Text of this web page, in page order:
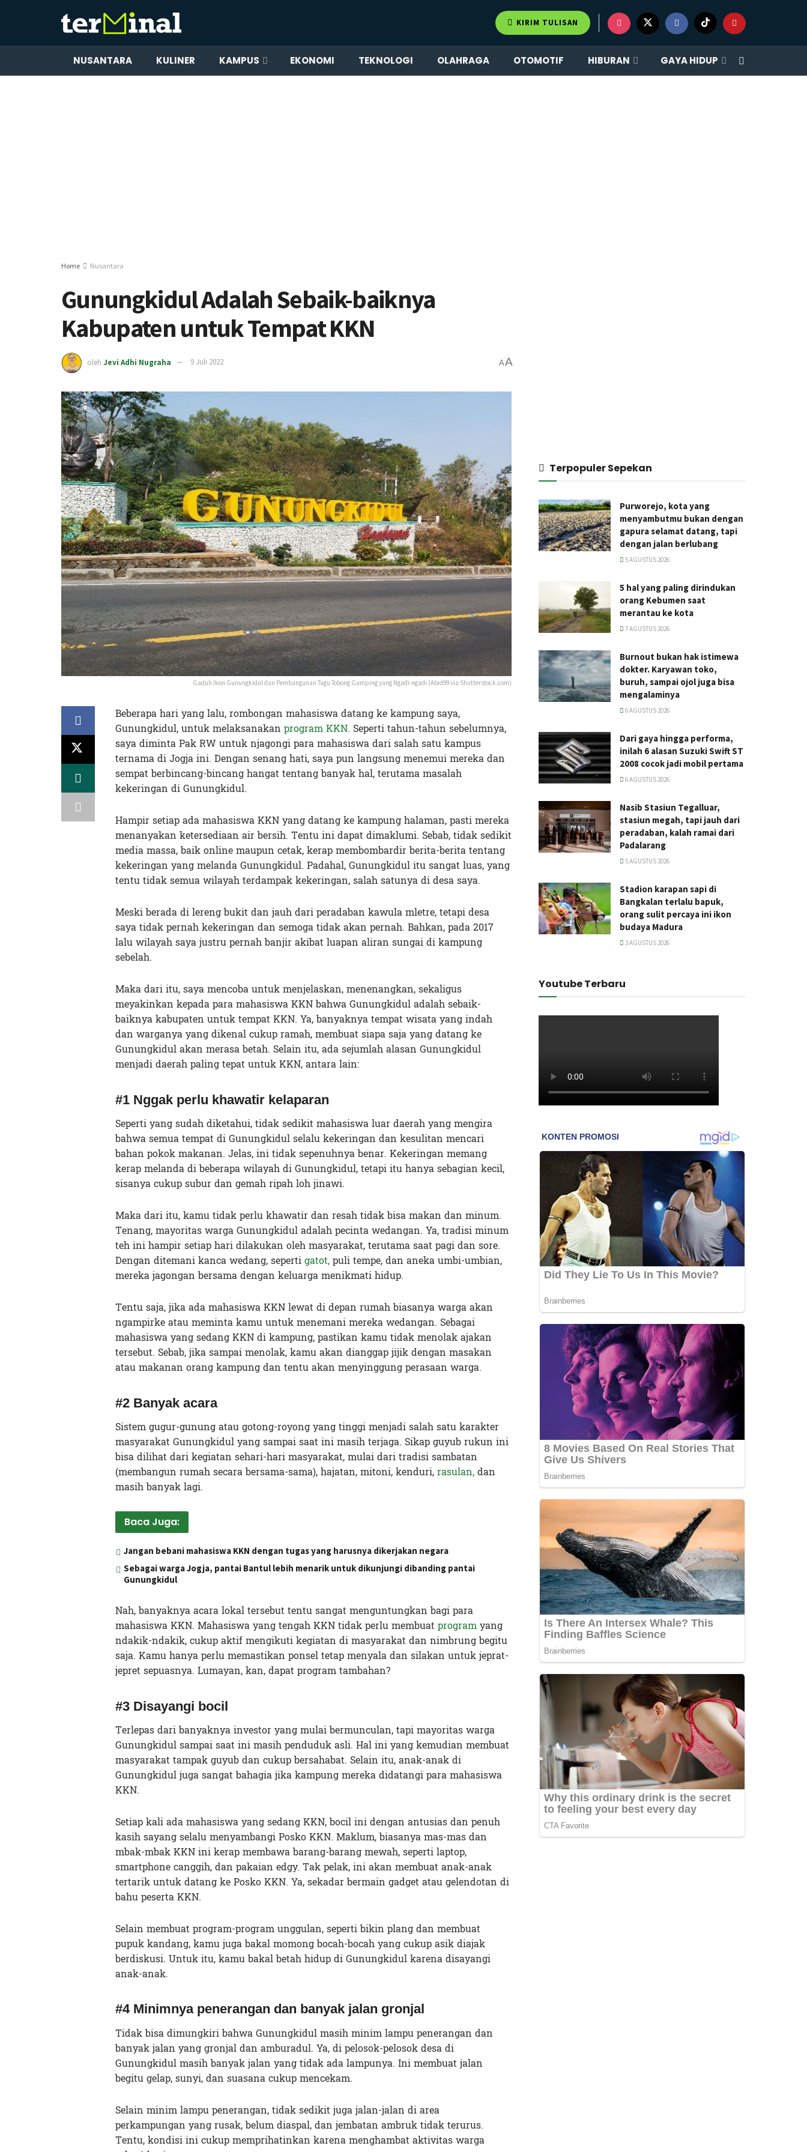
KIRIM TULISAN
NUSANTARA KULINER KAMPUS EKONOMI TEKNOLOGI OLAHRAGA OTOMOTIF HIBURAN GAYA HIDUP
Home Nusantara
Gunungkidul Adalah Sebaik-baiknya
Kabupaten untuk Tempat KKN
oleh Jevi Adhi Nugraha 9 Juli 2022 AA
Gaduh Ikon Gunungkidul dan Pembangunan Tugu Tobong Gamping yang Ngadi-ngadi (Abid99 via Shutterstock.com)
Beberapa hari yang lalu, rombongan mahasiswa datang ke kampung saya,
Gunungkidul, untuk melaksanakan program KKN. Seperti tahun-tahun sebelumnya,
saya diminta Pak RW untuk njagongi para mahasiswa dari salah satu kampus
ternama di Jogja ini. Dengan senang hati, saya pun langsung menemui mereka dan
sempat berbincang-bincang hangat tentang banyak hal, terutama masalah
kekeringan di Gunungkidul.
Hampir setiap ada mahasiswa KKN yang datang ke kampung halaman, pasti mereka
menanyakan ketersediaan air bersih. Tentu ini dapat dimaklumi. Sebab, tidak sedikit
media massa, baik online maupun cetak, kerap membombardir berita-berita tentang
kekeringan yang melanda Gunungkidul. Padahal, Gunungkidul itu sangat luas, yang
tentu tidak semua wilayah terdampak kekeringan, salah satunya di desa saya.
Meski berada di lereng bukit dan jauh dari peradaban kawula mletre, tetapi desa
saya tidak pernah kekeringan dan semoga tidak akan pernah. Bahkan, pada 2017
lalu wilayah saya justru pernah banjir akibat luapan aliran sungai di kampung
sebelah.
Maka dari itu, saya mencoba untuk menjelaskan, menenangkan, sekaligus
meyakinkan kepada para mahasiswa KKN bahwa Gunungkidul adalah sebaik-
baiknya kabupaten untuk tempat KKN. Ya, banyaknya tempat wisata yang indah
dan warganya yang dikenal cukup ramah, membuat siapa saja yang datang ke
Gunungkidul akan merasa betah. Selain itu, ada sejumlah alasan Gunungkidul
menjadi daerah paling tepat untuk KKN, antara lain:
#1 Nggak perlu khawatir kelaparan
Seperti yang sudah diketahui, tidak sedikit mahasiswa luar daerah yang mengira
bahwa semua tempat di Gunungkidul selalu kekeringan dan kesulitan mencari
bahan pokok makanan. Jelas, ini tidak sepenuhnya benar. Kekeringan memang
kerap melanda di beberapa wilayah di Gunungkidul, tetapi itu hanya sebagian kecil,
sisanya cukup subur dan gemah ripah loh jinawi.
Maka dari itu, kamu tidak perlu khawatir dan resah tidak bisa makan dan minum.
Tenang, mayoritas warga Gunungkidul adalah pecinta wedangan. Ya, tradisi minum
teh ini hampir setiap hari dilakukan oleh masyarakat, terutama saat pagi dan sore.
Dengan ditemani kanca wedang, sepertigatot,puli tempe, dan aneka umbi-umbian,
mereka jagongan bersama dengan keluarga menikmati hidup.
Tentu saja, jika ada mahasiswa KKN lewat di depan rumah biasanya warga akan
ngampirke atau meminta kamu untuk menemani mereka wedangan. Sebagai
mahasiswa yang sedang KKN di kampung, pastikan kamu tidak menolak ajakan
tersebut. Sebab, jika sampai menolak, kamu akan dianggap jijik dengan masakan
atau makanan orang kampung dan tentu akan menyinggung perasaan warga.
#2 Banyak acara
Sistem gugur-gunung atau gotong-royong yang tinggi menjadi salah satu karakter
masyarakat Gunungkidul yang sampai saat ini masih terjaga. Sikap guyub rukun ini
bisa dilihat dari kegiatan sehari-hari masyarakat, mulai dari tradisi sambatan
(membangun rumah secara bersama-sama), hajatan, mitoni, kenduri,rasulan,dan
masih banyak lagi.
Baca Juga:
Jangan bebani mahasiswa KKN dengan tugas yang harusnya dikerjakan negara
Sebagai warga Jogja, pantai Bantul lebih menarik untuk dikunjungi dibanding pantai
Gunungkidul
Nah, banyaknya acara lokal tersebut tentu sangat menguntungkan bagi para
mahasiswa KKN. Mahasiswa yang tengah KKN tidak perlu membuatprogramyang
ndakik-ndakik, cukup aktif mengikuti kegiatan di masyarakat dan nimbrung begitu
saja. Kamu hanya perlu memastikan ponsel tetap menyala dan silakan untuk jeprat-
jepret sepuasnya. Lumayan, kan, dapat program tambahan?
#3 Disayangi bocil
Terlepas dari banyaknya investor yang mulai bermunculan, tapi mayoritas warga
Gunungkidul sampai saat ini masih penduduk asli. Hal ini yang kemudian membuat
masyarakat tampak guyub dan cukup bersahabat. Selain itu, anak-anak di
Gunungkidul juga sangat bahagia jika kampung mereka didatangi para mahasiswa
KKN.
Setiap kali ada mahasiswa yang sedang KKN, bocil ini dengan antusias dan penuh
kasih sayang selalu menyambangi Posko KKN. Maklum, biasanya mas-mas dan
mbak-mbak KKN ini kerap membawa barang-barang mewah, seperti laptop,
smartphone canggih, dan pakaian edgy. Tak pelak, ini akan membuat anak-anak
tertarik untuk datang ke Posko KKN. Ya, sekadar bermain gadget atau gelendotan di
bahu peserta KKN.
Selain membuat program-program unggulan, seperti bikin plang dan membuat
pupuk kandang, kamu juga bakal momong bocah-bocah yang cukup asik diajak
berdiskusi. Untuk itu, kamu bakal betah hidup di Gunungkidul karena disayangi
anak-anak.
#4 Minimnya penerangan dan banyak jalan gronjal
Tidak bisa dimungkiri bahwa Gunungkidul masih minim lampu penerangan dan
banyak jalan yang gronjal dan amburadul. Ya, di pelosok-pelosok desa di
Gunungkidul masih banyak jalan yang tidak ada lampunya. Ini membuat jalan
begitu gelap, sunyi, dan suasana cukup mencekam.
Selain minim lampu penerangan, tidak sedikit juga jalan-jalan di area
perkampungan yang rusak, belum diaspal, dan jembatan ambruk tidak terurus.
Tentu, kondisi ini cukup memprihatinkan karena menghambat aktivitas warga
Terpopuler Sepekan
Purworejo, kota yang
menyambutmu bukan dengan
gapura selamat datang, tapi
dengan jalan berlubang
5 AGUSTUS 2026
5 hal yang paling dirindukan
orang Kebumen saat
merantau ke kota
7 AGUSTUS 2026
Burnout bukan hak istimewa
dokter. Karyawan toko,
buruh, sampai ojol juga bisa
mengalaminya
6 AGUSTUS 2026
Dari gaya hingga performa,
inilah 6 alasan Suzuki Swift ST
2008 cocok jadi mobil pertama
6 AGUSTUS 2026
Nasib Stasiun Tegalluar,
stasiun megah, tapi jauh dari
peradaban, kalah ramai dari
Padalarang
5 AGUSTUS 2026
Stadion karapan sapi di
Bangkalan terlalu bapuk,
orang sulit percaya ini ikon
budaya Madura
3 AGUSTUS 2026
Youtube Terbaru